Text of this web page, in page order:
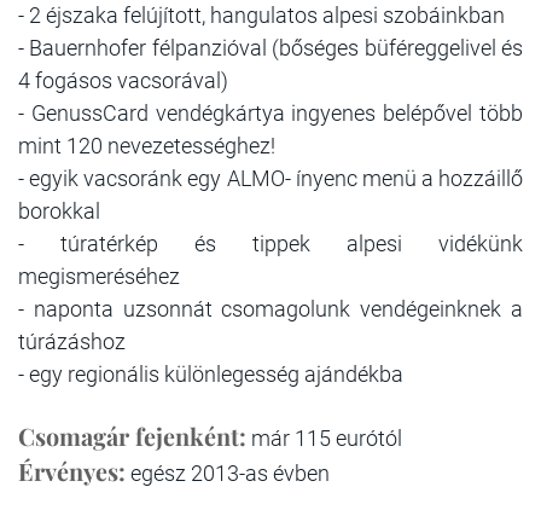
- 2 éjszaka felújított, hangulatos alpesi szobáinkban
- Bauernhofer félpanzióval (bőséges büféreggelivel és
4 fogásos vacsorával)
- GenussCard vendégkártya ingyenes belépővel több
mint 120 nevezetességhez!
- egyik vacsoránk egy ALMO- ínyenc menü a hozzáillő
borokkal
- túratérkép és tippek alpesi vidékünk
megismeréséhez
- naponta uzsonnát csomagolunk vendégeinknek a
túrázáshoz
- egy regionális különlegesség ajándékba
Csomagár fejenként: már 115 eurótól
Érvényes: egész 2013-as évben